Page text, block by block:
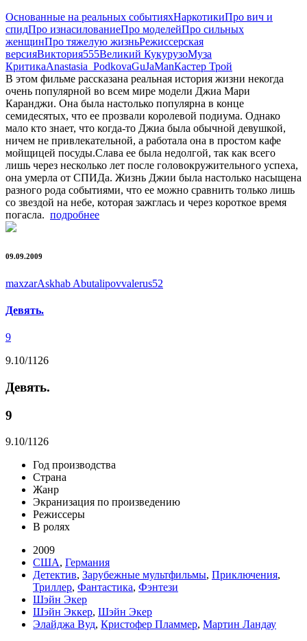
Основанные на реальных событияхНаркотикиПро вич и
спидПро изнасилованиеПро моделейПро сильных
женщинПро тяжелую жизньРежиссерская
версияВиктория555Великий КукурузоМуза
КритикаAnastasia_PodkovaGuJaManКастер Трой
В этом фильме рассказана реальная история жизни некогда
очень популярной во всем мире модели Джиа Мари
Каранджи. Она была настолько популярна в конце
семидесятых, что ее прозвали королевой подиума. Однако
мало кто знает, что когда-то Джиа была обычной девушкой,
ничем не привлекательной, а работала она в простом кафе
мойщицей посуды.Слава ее была недолгой, так как всего
лишь через несколько лет после головокружительного успеха,
она умерла от СПИДа. Жизнь Джии была настолько насыщена
разного рода событиями, что ее можно сравнить только лишь
со звездой на небе, которая зажглась и через короткое время
погасла. подробнее
09.09.2009
maxzarAskhab Abutalipovvalerus52
Девять.
9
9.10/1126
Девять.
9
9.10/1126
Год производства
Страна
Жанр
Экранизация по произведению
Режиссеры
В ролях
2009
США, Германия
Детектив, Зарубежные мультфильмы, Приключения,
Триллер, Фантастика, Фэнтези
Шэйн Экер
Шэйн Эккер, Шэйн Экер
Элайджа Вуд, Кристофер Пламмер, Мартин Ландау